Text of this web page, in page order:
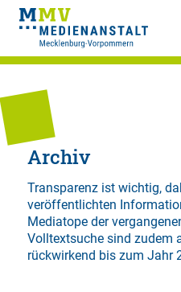
Archiv
Transparenz ist wichtig,
veröffentlichten
Mediatope der
Volltextsuchesind zudem
rückwirkend bis zum Jahr